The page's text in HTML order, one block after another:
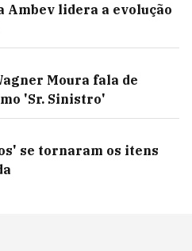
Ambev lidera a evolução
Moura fala de
'Sr. Sinistro'
se tornaram os itens